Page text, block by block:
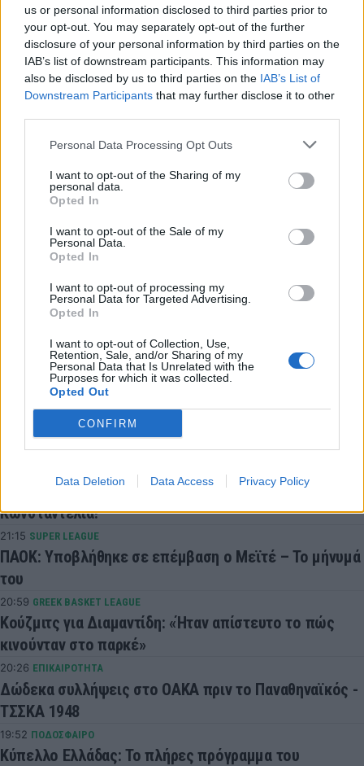
us or personal information disclosed to third parties prior to
your opt-out. You may separately opt-out of the further
disclosure of your personal information by third parties on the
IAB’s list of downstream participants. This information may
also be disclosed by us to third parties on the IAB’s List of
Downstream Participants that may further disclose it to other
Personal Data Processing Opt Outs
I want to opt-out of the Sharing of my
personal data.
Opted In
I want to opt-out of the Sale of my
Personal Data.
Opted In
I want to opt-out of processing my
Personal Data for Targeted Advertising.
Opted In
I want to opt-out of Collection, Use,
Retention, Sale, and/or Sharing of my
Personal Data that Is Unrelated with the
Purposes for which it was collected.
Opted Out
CONFIRM
Data Deletion Data Access Privacy Policy
ΝΒΑ Giannis Αντετοκούμπος Γιάννης
COMMENTS
Συνδεθείτε για να σχολιάσετε
LATEST NEWS
Μπράουν: «Όταν έμαθα για την ανταλλαγή, πέταξα το
κινητό στην άλλη άκρη του δωματίου»
ΜΠΑΣΚΕΤ
Eurobasket U16: «Περίπατος» της Εθνικής Κορασίδων
με +42 επί της Ιρλανδίας
Σε δημοπρασία η μπάλα που άγγιξε το «χέρι του
Θεού»!
Kicker: Μετά τον Καρέτσα η Ντόρτμουντ θέλει και
Κωνσταντέλια!
21:15 SUPER LEAGUE
ΠΑΟΚ: Υποβλήθηκε σε επέμβαση ο Μεϊτέ – Το μήνυμά
του
20:59 GREEK BASKET LEAGUE
Κούζμιτς για Διαμαντίδη: «Ήταν απίστευτο το πώς
κινούνταν στο παρκέ»
20:26 ΕΠΙΚΑΙΡΟΤΗΤΑ
Δώδεκα συλλήψεις στο ΟΑΚΑ πριν το Παναθηναϊκός -
ΤΣΣΚΑ 1948
19:52 ΠΟΔΟΣΦΑΙΡΟ
Κύπελλο Ελλάδας: Το πλήρες πρόγραμμα του